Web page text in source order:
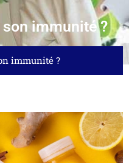
immunité ?
immunité ?